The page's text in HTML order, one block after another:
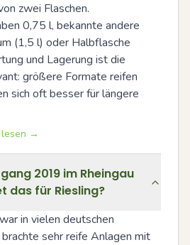
zwei Flaschen.
0,75 l, bekannte andere
(1,5 l) oder Halbflasche
und Lagerung ist die
größere Formate reifen
sich oft besser für längere
→
2019 im Rheingau
das für Riesling?
in vielen deutschen
sehr reife Anlagen mit